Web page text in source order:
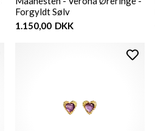
Forgyldt Sølv
1.150,00 DKK